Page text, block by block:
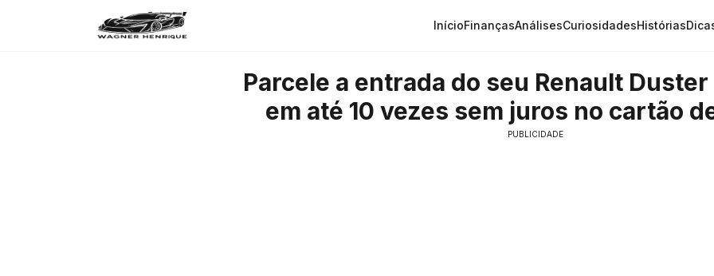
InícioFinançasAnálisesCuriosidadesHistórias
Parcele a entrada do seu Renault
em até 10 vezes sem juros no cartão
PUBLICIDADE